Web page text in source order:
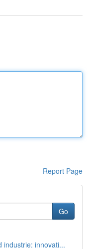
Report Page
Go
industrie: innovati...